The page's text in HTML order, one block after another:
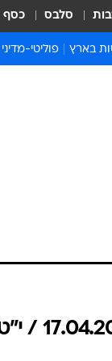
סלבס כסף
בארץ פוליטי-מדיני